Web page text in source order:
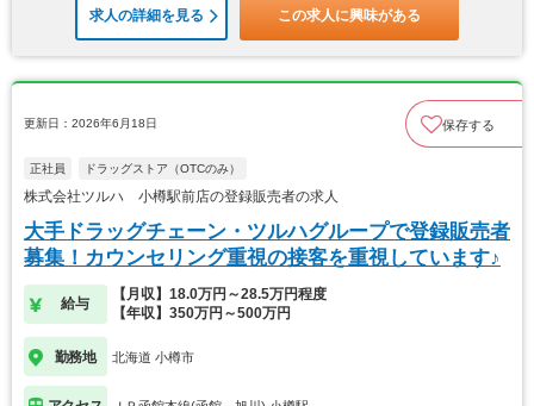
求人の詳細を見る この求人に興味がある
更新日：2026年6月18日 保存する
正社員 ドラッグストア（OTCのみ）
株式会社ツルハ 小樽駅前店の登録販売者の求人
大手ドラッグチェーン・ツルハグループで登録販売者
募集！カウンセリング重視の接客を重視しています♪
給与
【月収】18.0万円～28.5万円程度
【年収】350万円～500万円
勤務地 北海道 小樽市